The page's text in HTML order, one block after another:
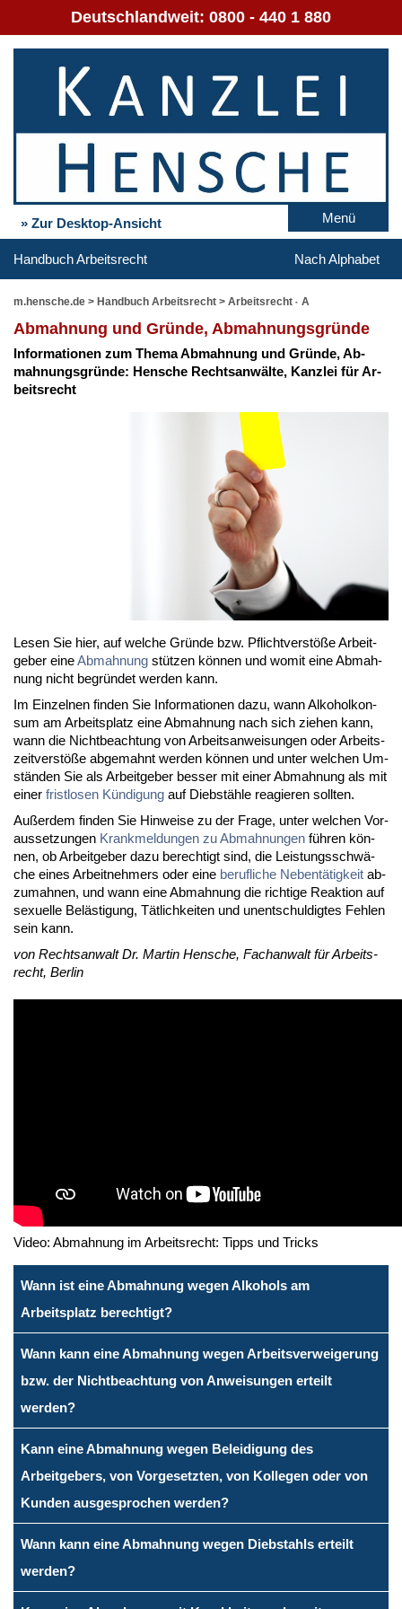
Deutschlandweit: 0800 - 440 1 880
» Zur Desktop-Ansicht Menü
Handbuch Arbeitsrecht Nach Alphabet
m.hensche.de > Handbuch Arbeitsrecht > Arbeitsrecht - A
Ab­mah­nung und Grün­de, Ab­mah­nungs­grün­de
In­for­ma­tio­nen zum The­ma Ab­mah­nung und Grün­de, Ab­
mah­nungs­grün­de: Hen­sche Rechts­an­wäl­te, Kanz­lei für Ar­
beits­recht
Le­sen Sie hier, auf wel­che Grün­de bzw. Pflicht­ver­stö­ße Ar­beit­
ge­ber ei­neAb­mah­nung stüt­zen kön­nen und wo­mit ei­ne Ab­mah­
nung nicht be­grün­det wer­den kann.
Im Ein­zel­nen fin­den Sie In­for­ma­tio­nen da­zu, wann Al­ko­hol­kon­
sum am Ar­beits­platz ei­ne Ab­mah­nung nach sich zie­hen kann,
wann die Nicht­be­ach­tung von Ar­beits­an­wei­sun­gen oder Ar­beits­
zeit­ver­stö­ße ab­ge­mahnt wer­den kön­nen und un­ter wel­chen Um­
stän­den Sie als Ar­beit­ge­ber bes­ser mit ei­ner Ab­mah­nung als mit
ei­ner frist­lo­sen Kün­di­gung auf Dieb­stäh­le re­agie­ren soll­ten.
Au­ßer­dem fin­den Sie Hin­wei­se zu der Fra­ge, un­ter wel­chen Vor­
aus­set­zun­gen Krank­mel­dun­gen zu Ab­mah­nun­gen füh­ren kön­
nen, ob Ar­beit­ge­ber da­zu be­rech­tigt sind, die Leis­tungs­schwä­
che ei­nes Ar­beit­neh­mers oder ei­ne be­ruf­li­che Ne­ben­tä­tig­keit ab­
zu­mah­nen, und wann ei­ne Ab­mah­nung die rich­ti­ge Re­ak­ti­on auf
se­xu­el­le Be­läs­ti­gung, Tät­lich­kei­ten und un­ent­schul­dig­tes Feh­len
sein kann.
von Rechts­an­walt Dr. Mar­tin Hen­sche, Fach­an­walt für Ar­beits­
recht, Ber­lin
Video: Abmahnung im Arbeitsrecht: Tipps und Tricks
Wann ist eine Abmahnung wegen Alkohols am
Arbeitsplatz berechtigt?
Wann kann eine Abmahnung wegen Arbeitsverweigerung
bzw. der Nichtbeachtung von Anweisungen erteilt
werden?
Kann eine Abmahnung wegen Beleidigung des
Arbeitgebers, von Vorgesetzten, von Kollegen oder von
Kunden ausgesprochen werden?
Wann kann eine Abmahnung wegen Diebstahls erteilt
werden?